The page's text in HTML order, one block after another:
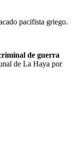
pacifista griego.
de guerra
de La Haya por